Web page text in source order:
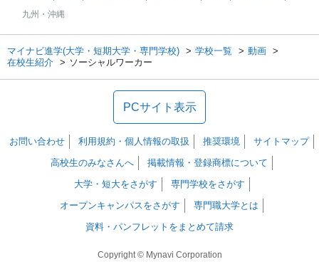
九州・沖縄
マイナビ進学(大学・短期大学・専門学校) 学校一覧
動画
在校生紹介
ソーシャルワーカー
PCサイト表示
お問い合わせ 利用規約・個人情報の取扱 推奨環境
サイトマップ
高校生のみなさんへ
掲載情報・登録商標について
大学・短大をさがす
専門学校をさがす
オープンキャンパスをさがす
専門職大学とは
資料・パンフレットをまとめて請求
Copyright © Mynavi Corporation